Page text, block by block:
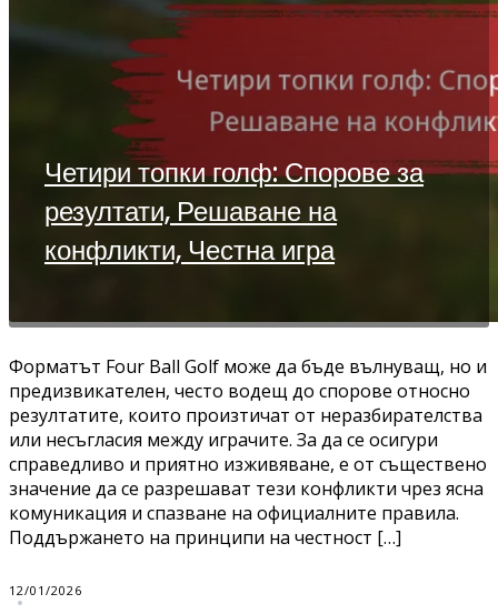
Четири топки голф: Спорове за
резултати, Решаване на
конфликти, Честна игра
Форматът Four Ball Golf може да бъде вълнуващ, но и
предизвикателен, често водещ до спорове относно
резултатите, които произтичат от неразбирателства
или несъгласия между играчите. За да се осигури
справедливо и приятно изживяване, е от съществено
значение да се разрешават тези конфликти чрез ясна
комуникация и спазване на официалните правила.
Поддържането на принципи на честност […]
12/01/2026